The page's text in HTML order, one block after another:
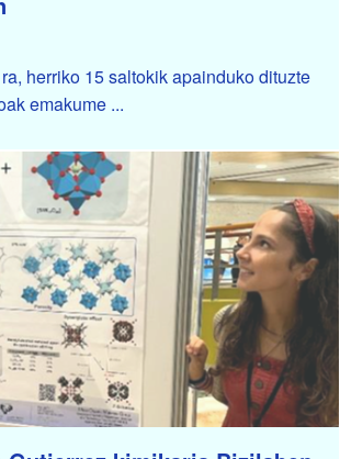
herriko 15 saltokik apainduko dituzte
emakume ...